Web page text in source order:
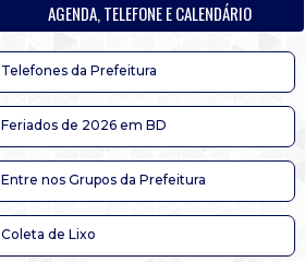
AGENDA, TELEFONE E CALENDÁRIO
Telefones da Prefeitura
Feriados de 2026 em BD
Entre nos Grupos da Prefeitura
Coleta de Lixo